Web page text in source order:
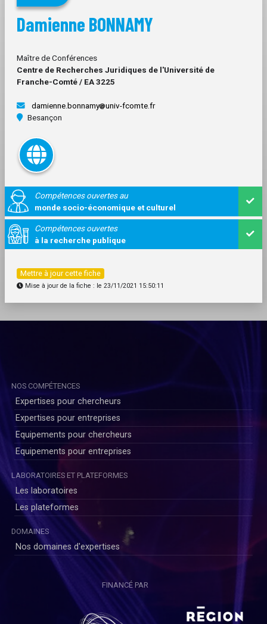
Damienne BONNAMY
Maître de Conférences
Centre de Recherches Juridiques de l'Université de
Franche-Comté / EA 3225
damienne.bonnamy
univ-fcomte.fr
Besançon
Compétences ouvertes au
monde socio-économique et culturel
Compétences ouvertes
à la recherche publique
Mettre à jour cette fiche
Mise à jour de la fiche : le 23/11/2021 15:50:11
NOS COMPÉTENCES
Expertises pour chercheurs
Expertises pour entreprises
Equipements pour chercheurs
Equipements pour entreprises
LABORATOIRES ET PLATEFORMES
Les laboratoires
Les plateformes
DOMAINES
Nos domaines d'expertises
FINANCÉ PAR